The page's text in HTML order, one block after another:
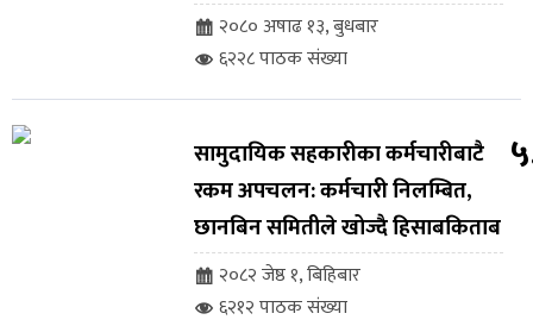
२०८० अषाढ १३, बुधबार
६२२८ पाठक संख्या
सामुदायिक सहकारीका कर्मचारीबाटै
रकम अपचलन: कर्मचारी निलम्बित,
छानबिन समितीले खोज्दै हिसाबकिताब
२०८२ जेष्ठ १, बिहिबार
६२१२ पाठक संख्या